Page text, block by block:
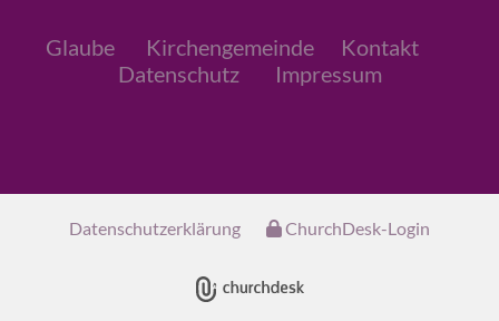
Glaube Kirchengemeinde
Kontakt
Datenschutz
Impressum
Datenschutzerklärung ChurchDesk-Login